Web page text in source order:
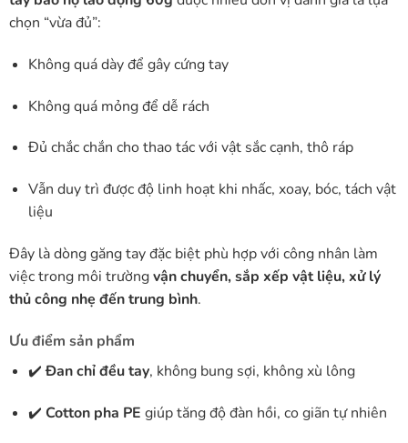
chọn “vừa đủ”:
Không quá dày để gây cứng tay
Không quá mỏng để dễ rách
Đủ chắc chắn cho thao tác với vật sắc cạnh, thô ráp
Vẫn duy trì được độ linh hoạt khi nhấc, xoay, bóc, tách vật
liệu
Đây là dòng găng tay đặc biệt phù hợp với công nhân làm
việc trong môi trườngvận chuyển, sắp xếp vật liệu, xử lý
thủ công nhẹ đến trung bình.
Ưu điểm sản phẩm
✔️Đan chỉ đều tay, không bung sợi, không xù lông
✔️ Cotton pha PE giúp tăng độ đàn hồi, co giãn tự nhiên